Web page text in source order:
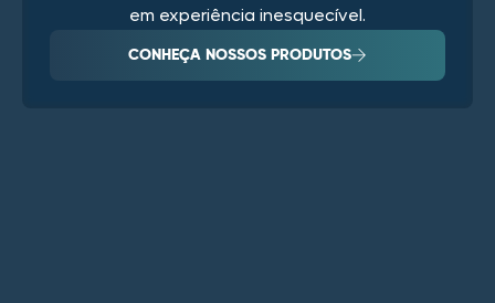
em experiência inesquecível.
CONHEÇA NOSSOS PRODUTOS